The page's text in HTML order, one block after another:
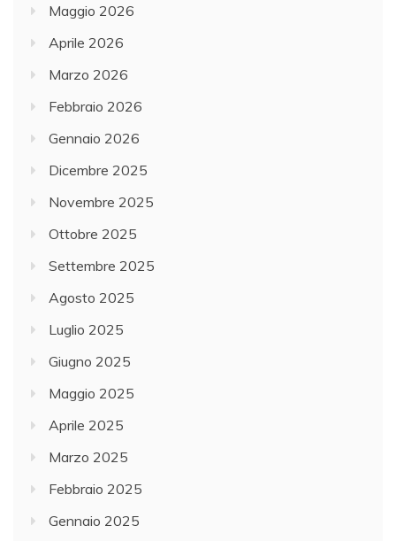
Maggio 2026
Aprile 2026
Marzo 2026
Febbraio 2026
Gennaio 2026
Dicembre 2025
Novembre 2025
Ottobre 2025
Settembre 2025
Agosto 2025
Luglio 2025
Giugno 2025
Maggio 2025
Aprile 2025
Marzo 2025
Febbraio 2025
Gennaio 2025